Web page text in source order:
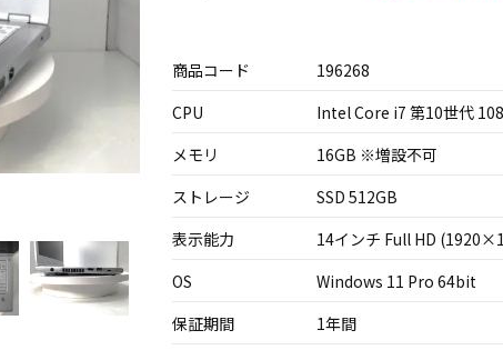
商品コード
196268
CPU
Intel Core i7 第10世代
メモリ
16GB ※増設不可
ストレージ
SSD 512GB
表示能力
14インチ Full HD
OS
Windows 11 Pro 64bit
保証期間
1年間